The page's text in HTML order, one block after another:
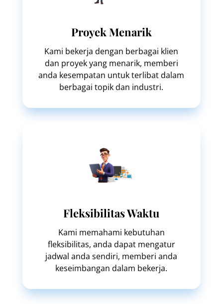
Proyek Menarik
Kami bekerja dengan berbagai klien
dan proyek yang menarik, memberi
anda kesempatan untuk terlibat dalam
berbagai topik dan industri.
Fleksibilitas Waktu
Kami memahami kebutuhan
fleksibilitas, anda dapat mengatur
jadwal anda sendiri, memberi anda
keseimbangan dalam bekerja.